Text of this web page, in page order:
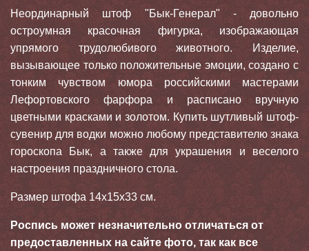
Неординарный штоф "Бык-Генерал" - довольно
остроумная красочная фигурка, изображающая
упрямого трудолюбивого животного. Изделие,
вызывающее только положительные эмоции, создано с
тонким чувством юмора российскими мастерами
Лефортовского фарфора и расписано вручную
цветными красками и золотом. Купить шутливый штоф-
сувенир для водки можно любому представителю знака
гороскопа Бык, а также для украшения и веселого
настроения праздничного стола.
Размер штофа 14х15х33 см.
Роспись может незначительно отличаться от
предоставленных на сайте фото, так как все